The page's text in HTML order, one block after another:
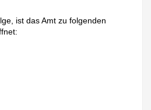
ist das Amt zu folgenden